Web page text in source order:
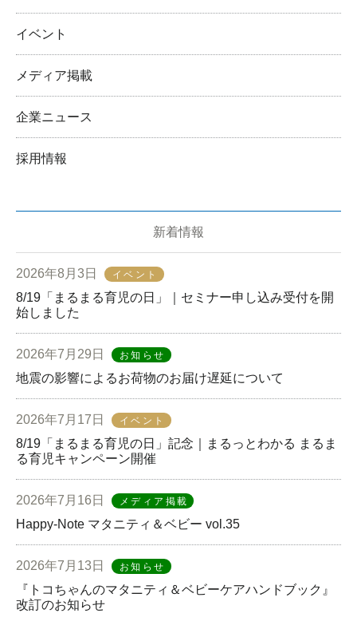
イベント
メディア掲載
企業ニュース
採用情報
新着情報
2026年8月3日 イベント
8/19「まるまる育児の日」｜セミナー申し込み受付を開
始しました
2026年7月29日 お知らせ
地震の影響によるお荷物のお届け遅延について
2026年7月17日 イベント
8/19「まるまる育児の日」記念｜まるっとわかる まるま
る育児キャンペーン開催
2026年7月16日 メディア掲載
Happy-Note マタニティ＆ベビー vol.35
2026年7月13日 お知らせ
『トコちゃんのマタニティ＆ベビーケアハンドブック』
改訂のお知らせ